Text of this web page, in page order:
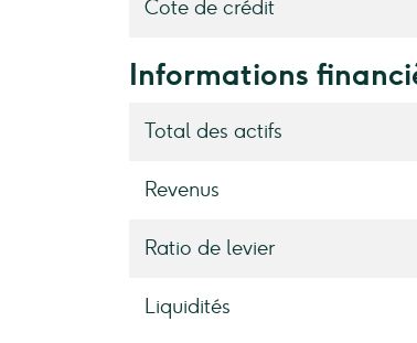
Cote de crédit
Informations
Total des actifs
Revenus
Ratio de levier
Liquidités